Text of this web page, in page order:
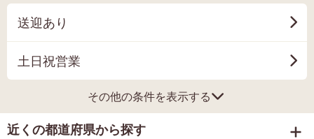
送迎あり
土日祝営業
その他の条件を表示する
近くの都道府県から探す